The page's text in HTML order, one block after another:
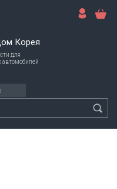
Корея
для
автомобилей